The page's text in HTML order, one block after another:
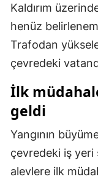
Kaldırım
henüz
Trafodan
çevredeki
İlk
geldi
Yangının
çevredeki iş yeri
alevlere ilk